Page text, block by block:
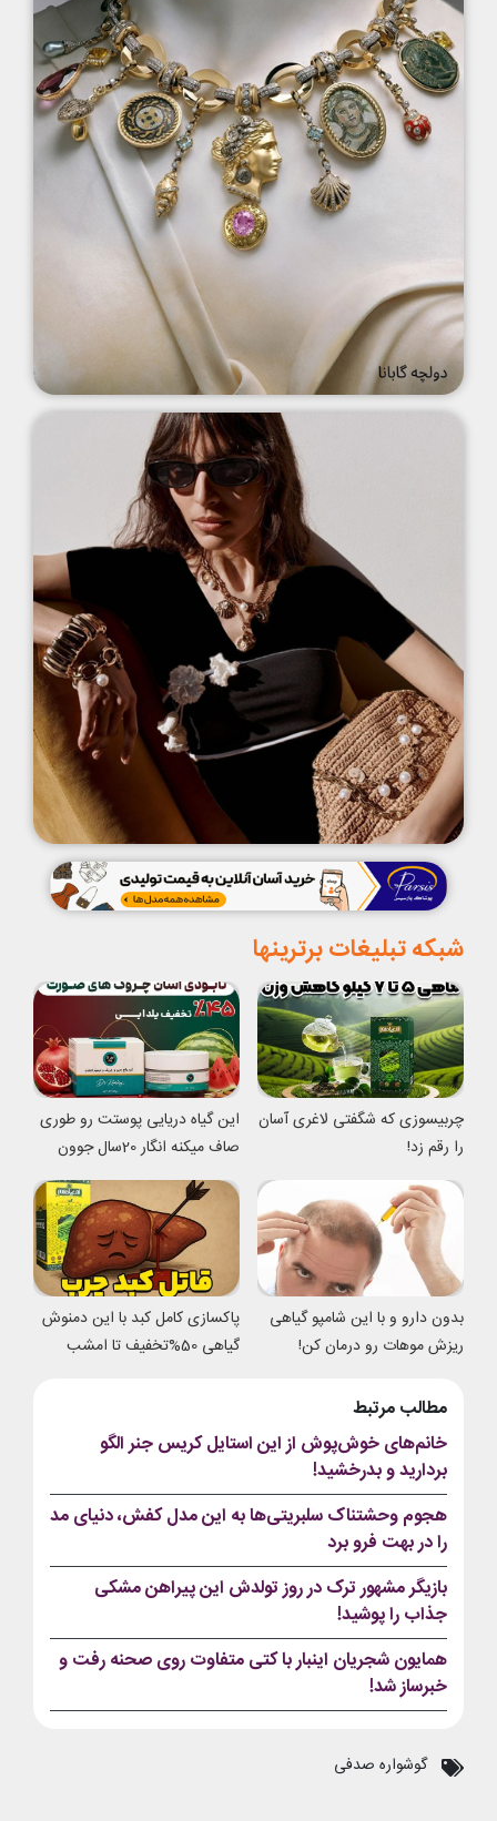
شبکه تبلیغات برترینها
چربیسوزی که شگفتی لاغری آسان
را رقم زد!
این گیاه دریایی پوستت رو طوری
صاف میکنه انگار 20سال جوون
شدی
بدون دارو و با این شامپو گیاهی
ریزش موهات رو درمان کن!
پاکسازی کامل کبد با این دمنوش
گیاهی 50%تخفیف تا امشب
مطالب مرتبط
خانم‌های خوش‌پوش از این استایل کریس جنر الگو
بردارید و بدرخشید!
هجوم وحشتناک سلبریتی‌ها به این مدل کفش، دنیای مد
را در بهت فرو برد
بازیگر مشهور ترک در روز تولدش این پیراهن مشکی
جذاب را پوشید!
همایون شجریان اینبار با کتی متفاوت روی صحنه رفت و
خبرساز شد!
گوشواره صدفی